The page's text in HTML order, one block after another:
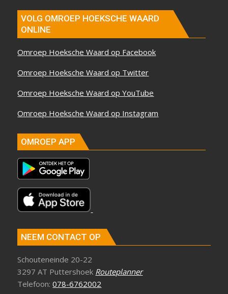
VOLG OMROEP HOEKSCHE WAARD
ONLINE
Omroep Hoeksche Waard op Facebook
Omroep Hoeksche Waard op Twitter
Omroep Hoeksche Waard op YouTube
Omroep Hoeksche Waard op Instagram
OMROEP APP
NEEM CONTACT OP
Schouteneinde 20-22
3297 AT Puttershoek Routeplanner
Telefoon:078-6762002